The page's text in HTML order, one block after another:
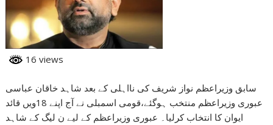
16 views
سابق وزیراعظم نواز شریف کی نااہلی کے بعد شاہد خاقان عباسی
عبوری وزیراعظم منتخب ہوگئے،قومی اسمبلی نے آج اپنے 18ویں قائد
ایوان کا انتخاب کرلیا۔ عبوری وزیراعظم کے لیے ن لیگ کے شاہد